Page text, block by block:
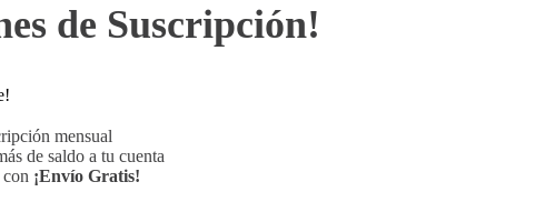
de Suscripción!
mensual
de saldo a tu cuenta
¡Envío Gratis!